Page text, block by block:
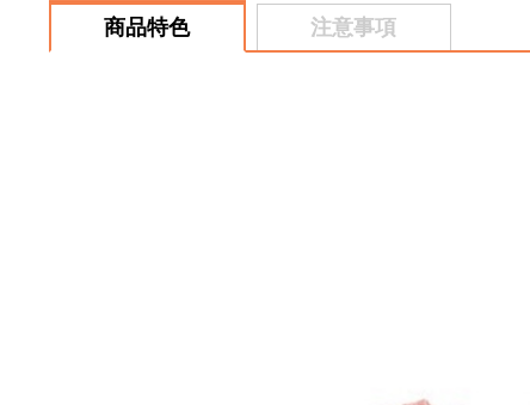
商品特色 注意事項